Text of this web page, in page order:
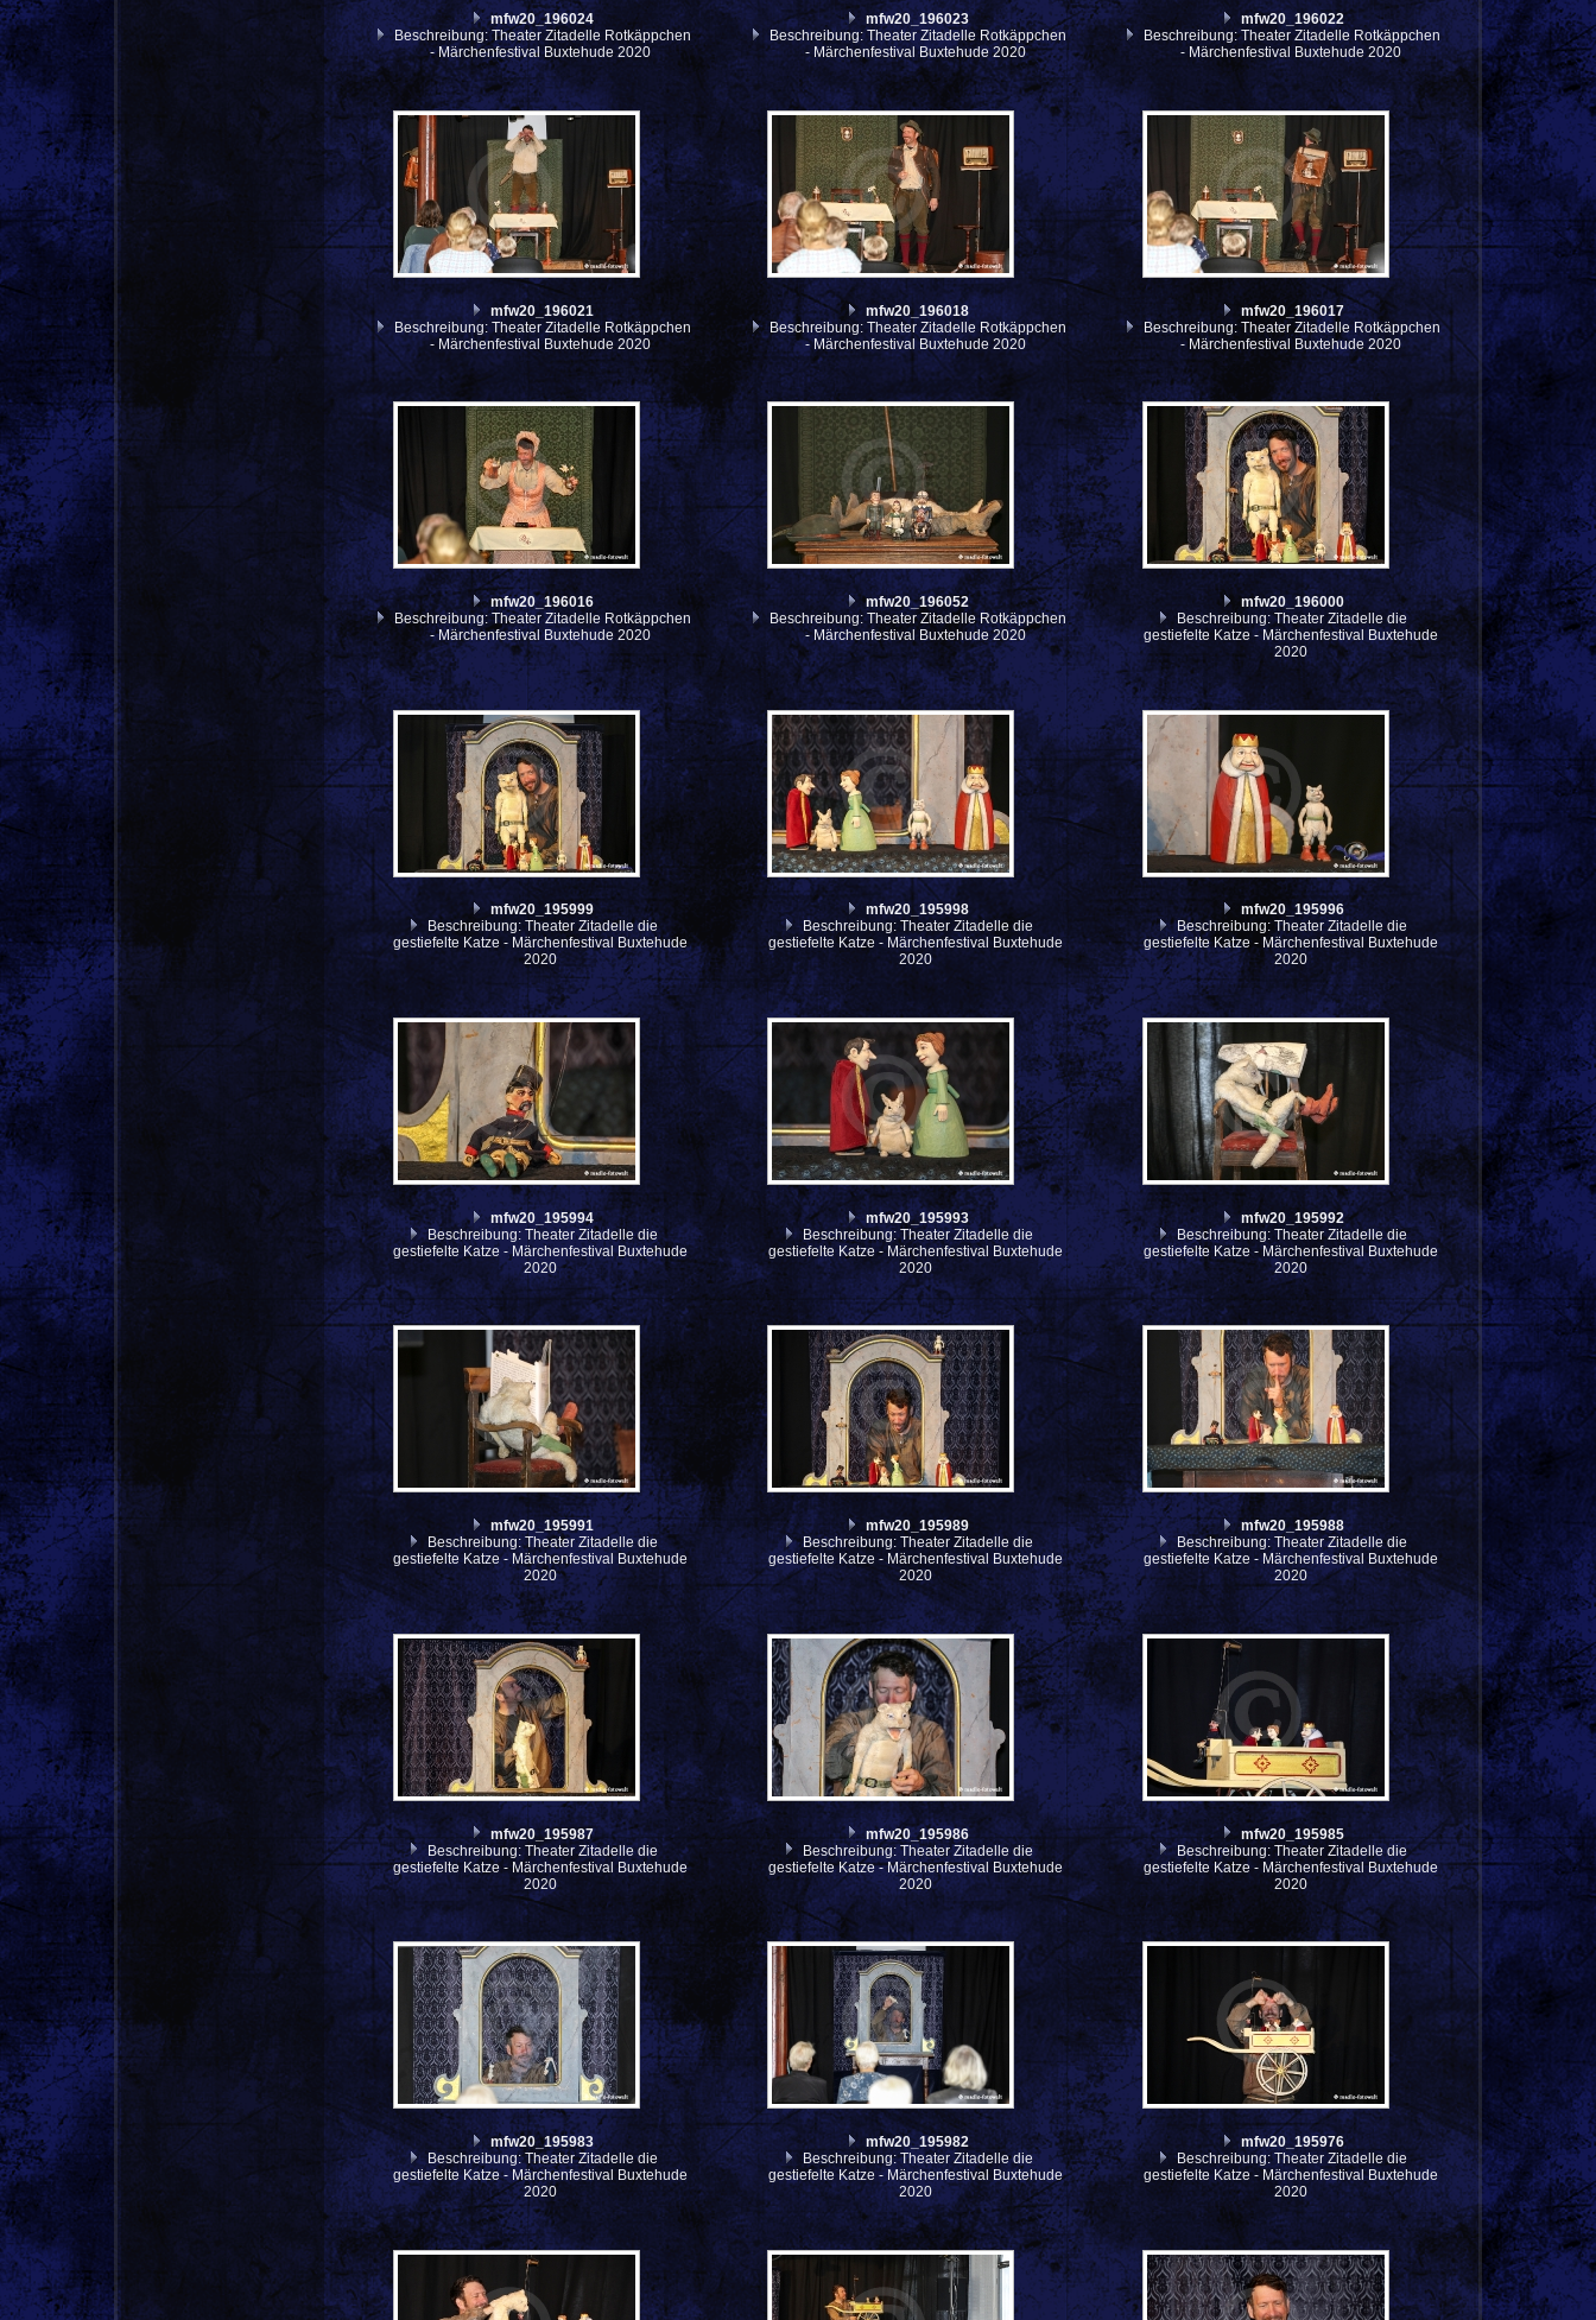
mfw20_196024
Beschreibung: Theater Zitadelle Rotkäppchen
- Märchenfestival Buxtehude 2020
mfw20_196023
Beschreibung: Theater Zitadelle Rotkäppchen
- Märchenfestival Buxtehude 2020
mfw20_196022
Beschreibung: Theater Zitadelle Rotkäppchen
- Märchenfestival Buxtehude 2020
mfw20_196021
Beschreibung: Theater Zitadelle Rotkäppchen
- Märchenfestival Buxtehude 2020
mfw20_196018
Beschreibung: Theater Zitadelle Rotkäppchen
- Märchenfestival Buxtehude 2020
mfw20_196017
Beschreibung: Theater Zitadelle Rotkäppchen
- Märchenfestival Buxtehude 2020
mfw20_196016
Beschreibung: Theater Zitadelle Rotkäppchen
- Märchenfestival Buxtehude 2020
mfw20_196052
Beschreibung: Theater Zitadelle Rotkäppchen
- Märchenfestival Buxtehude 2020
mfw20_196000
Beschreibung: Theater Zitadelle die
gestiefelte Katze - Märchenfestival Buxtehude
2020
mfw20_195999
Beschreibung: Theater Zitadelle die
gestiefelte Katze - Märchenfestival Buxtehude
2020
mfw20_195998
Beschreibung: Theater Zitadelle die
gestiefelte Katze - Märchenfestival Buxtehude
2020
mfw20_195996
Beschreibung: Theater Zitadelle die
gestiefelte Katze - Märchenfestival Buxtehude
2020
mfw20_195994
Beschreibung: Theater Zitadelle die
gestiefelte Katze - Märchenfestival Buxtehude
2020
mfw20_195993
Beschreibung: Theater Zitadelle die
gestiefelte Katze - Märchenfestival Buxtehude
2020
mfw20_195992
Beschreibung: Theater Zitadelle die
gestiefelte Katze - Märchenfestival Buxtehude
2020
mfw20_195991
Beschreibung: Theater Zitadelle die
gestiefelte Katze - Märchenfestival Buxtehude
2020
mfw20_195989
Beschreibung: Theater Zitadelle die
gestiefelte Katze - Märchenfestival Buxtehude
2020
mfw20_195988
Beschreibung: Theater Zitadelle die
gestiefelte Katze - Märchenfestival Buxtehude
2020
mfw20_195987
Beschreibung: Theater Zitadelle die
gestiefelte Katze - Märchenfestival Buxtehude
2020
mfw20_195986
Beschreibung: Theater Zitadelle die
gestiefelte Katze - Märchenfestival Buxtehude
2020
mfw20_195985
Beschreibung: Theater Zitadelle die
gestiefelte Katze - Märchenfestival Buxtehude
2020
mfw20_195983
Beschreibung: Theater Zitadelle die
gestiefelte Katze - Märchenfestival Buxtehude
2020
mfw20_195982
Beschreibung: Theater Zitadelle die
gestiefelte Katze - Märchenfestival Buxtehude
2020
mfw20_195976
Beschreibung: Theater Zitadelle die
gestiefelte Katze - Märchenfestival Buxtehude
2020